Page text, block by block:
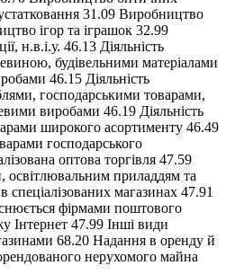
31.09 Виробництво
ігор та іграшок 32.99
н.в.і.у. 46.13 Діяльність
будівельними матеріалами
46.15 Діяльність
господарськими товарами,
виробами 46.19 Діяльність
широкого асортименту 46.49
господарського
оптова торгівля 47.59
освітлювальним приладдям та
магазинах 47.91
фірмами поштового
Інтернет 47.99 Інші види
68.20 Надання в оренду й
нерухомого майна